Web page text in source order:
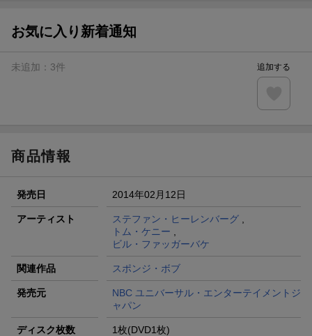
進呈
エントリー＆条件達成で『鬼滅の刃』オリジナルきんちゃく
【楽天24】日用品の楽天24と楽天ブックス買いまわりでク
お気に入り新着通知
未追加： 3件 追加する
商品情報
発売日 2014年02月12日
アーティスト ステファン・ヒーレンバーグ,
トム・ケニー ,
ビル・ファッガーバケ
関連作品 スポンジ・ボブ
発売元
NBC ユニバーサル・エンターテイメントジ
ャパン
ディスク枚数 1枚(DVD1枚)